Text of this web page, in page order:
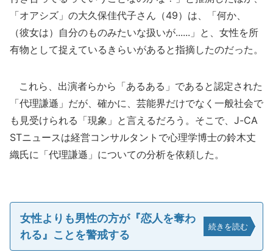
「オアシズ」の大久保佳代子さん（49）は、「何か、
（彼女は）自分のものみたいな扱いが......」と、女性を所
有物として捉えているきらいがあると指摘したのだった。
これら、出演者らから「あるある」であると認定された
「代理謙遜」だが、確かに、芸能界だけでなく一般社会で
も見受けられる「現象」と言えるだろう。そこで、J-CA
STニュースは経営コンサルタントで心理学博士の鈴木丈
織氏に「代理謙遜」についての分析を依頼した。
女性よりも男性の方が『恋人を奪わ
れる』ことを警戒する
続きを読む